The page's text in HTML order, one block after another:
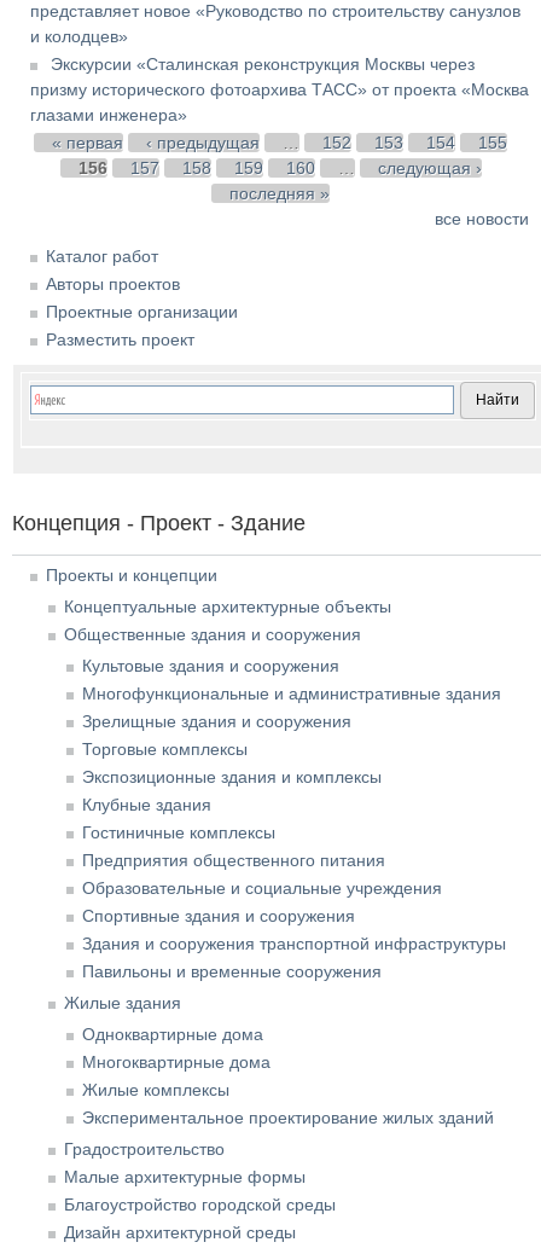
представляет новое «Руководство по строительству санузлов
и колодцев»
Экскурсии «Сталинская реконструкция Москвы через
призму исторического фотоархива ТАСС» от проекта «Москва
глазами инженера»
Страницы
« первая ‹ предыдущая 152 153 154
155
156
157 158 159 160
следующая ›
последняя »
все новости
Каталог работ
Авторы проектов
Проектные организации
Разместить проект
Концепция - Проект - Здание
Проекты и концепции
Концептуальные архитектурные объекты
Общественные здания и сооружения
Культовые здания и сооружения
Многофункциональные и административные здания
Зрелищные здания и сооружения
Торговые комплексы
Экспозиционные здания и комплексы
Клубные здания
Гостиничные комплексы
Предприятия общественного питания
Образовательные и социальные учреждения
Спортивные здания и сооружения
Здания и сооружения транспортной инфраструктуры
Павильоны и временные сооружения
Жилые здания
Одноквартирные дома
Многоквартирные дома
Жилые комплексы
Экспериментальное проектирование жилых зданий
Градостроительство
Малые архитектурные формы
Благоустройство городской среды
Дизайн архитектурной среды